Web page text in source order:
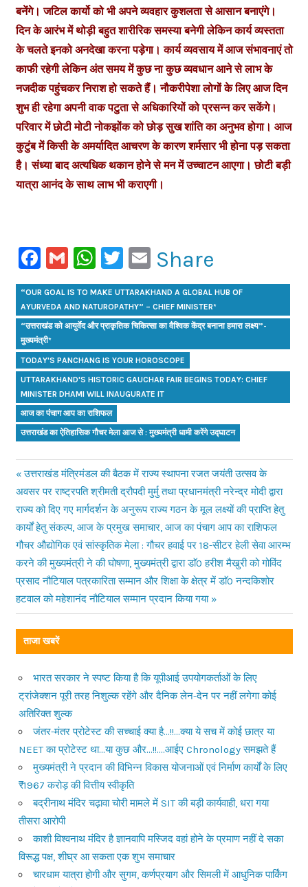
बनेंगे। जटिल कार्यो को भी अपने व्यवहार कुशलता से आसान बनाएंगे।
दिन के आरंभ में थोड़ी बहुत शारीरिक समस्या बनेगी लेकिन कार्य व्यस्तता
के चलते इनको अनदेखा करना पड़ेगा। कार्य व्यवसाय में आज संभावनाएं तो
काफी रहेगी लेकिन अंत समय में कुछ ना कुछ व्यवधान आने से लाभ के
नजदीक पहुंचकर निराश हो सकते हैं। नौकरीपेशा लोगों के लिए आज दिन
शुभ ही रहेगा अपनी वाक पटुता से अधिकारियों को प्रसन्न कर सकेंगे।
परिवार में छोटी मोटी नोकझोंक को छोड़ सुख शांति का अनुभव होगा। आज
कुटुंब में किसी के अमर्यादित आचरण के कारण शर्मसार भी होना पड़ सकता
है। संध्या बाद अत्यधिक थकान होने से मन में उच्चाटन आएगा। छोटी बड़ी
यात्रा आनंद के साथ लाभ भी कराएगी।
Facebook
GmailWhatsApp
Twitter
Email
Share
“OUR GOAL IS TO MAKE UTTARAKHAND A GLOBAL HUB OF
AYURVEDA AND NATUROPATHY” – CHIEF MINISTER*
“उत्तराखंड को आयुर्वेद और प्राकृतिक चिकित्सा का वैश्विक केंद्र बनाना हमारा लक्ष्य”-
मुख्यमंत्री*
TODAY'S PANCHANG IS YOUR HOROSCOPE
UTTARAKHAND'S HISTORIC GAUCHAR FAIR BEGINS TODAY: CHIEF
MINISTER DHAMI WILL INAUGURATE IT
आज का पंचाग आप का राशिफल
उत्तराखंड का ऐतिहासिक गौचर मेला आज से : मुख्यमंत्री धामी करेंगे उद्घाटन
Post
navigation
Previous
Post:
उत्तराखंड मंत्रिमंडल की बैठक में राज्य स्थापना रजत जयंती उत्सव के
अवसर पर राष्ट्रपति श्रीमती द्रौपदी मुर्मु तथा प्रधानमंत्री नरेन्द्र मोदी द्वारा
राज्य को दिए गए मार्गदर्शन के अनुरूप राज्य गठन के मूल लक्ष्यों की प्राप्ति हेतु
कार्यों हेतु संकल्प, आज के प्रमुख समाचार, आज का पंचाग आप का राशिफल
Next
Post:
गौचर औद्योगिक एवं सांस्कृतिक मेला : गौचर हवाई पर 18-सीटर हेली सेवा आरम्भ
करने की मुख्यमंत्री ने की घोषणा, मुख्यमंत्री द्वारा डाॅ0 हरीश मैखुरी को गोविंद
प्रसाद नौटियाल पत्रकारिता सम्मान और शिक्षा के क्षेत्र में डाॅ0 नन्दकिशोर
हटवाल को महेशानंद नौटियाल सम्मान प्रदान किया गया
ताजा खबरें
भारत सरकार ने स्पष्ट किया है कि यूपीआई उपयोगकर्ताओं के लिए
ट्रांजेक्शन पूरी तरह निशुल्क रहेंगे और दैनिक लेन-देन पर नहीं लगेगा कोई
अतिरिक्त शुल्क
जंतर-मंतर प्रोटेस्ट की सच्चाई क्या है…!!…क्या ये सच में कोई छात्र या
NEET का प्रोटेस्ट था…या कुछ और…!!….आईए Chronology समझते हैं
मुख्यमंत्री ने प्रदान की विभिन्न विकास योजनाओं एवं निर्माण कार्यों के लिए
₹1967 करोड़ की वित्तीय स्वीकृति
बद्रीनाथ मंदिर चढ़ावा चोरी मामले में SIT की बड़ी कार्यवाही, धरा गया
तीसरा आरोपी
काशी विश्वनाथ मंदिर है ज्ञानवापि मस्जिद वहां होने के प्रमाण नहीं दे सका
विरूद्ध पक्ष, शीघ्र आ सकता एक शुभ समाचार
चारधाम यात्रा होगी और सुगम, कर्णप्रयाग और सिमली में आधुनिक पार्किंग